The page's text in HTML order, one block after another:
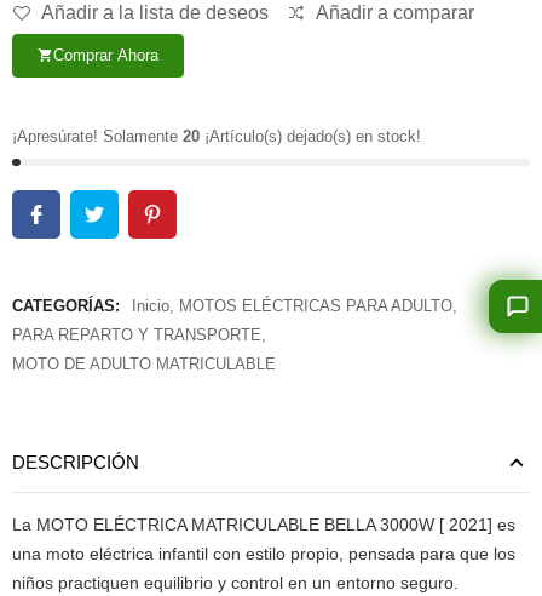
Añadir a la lista de deseos Añadir a comparar
shopping_cartComprar Ahora
¡Apresúrate! Solamente 20 ¡Artículo(s) dejado(s) en stock!
CATEGORÍAS: Inicio MOTOS ELÉCTRICAS PARA ADULTO
PARA REPARTO Y TRANSPORTE
MOTO DE ADULTO MATRICULABLE
DESCRIPCIÓN
La MOTO ELÉCTRICA MATRICULABLE BELLA 3000W [ 2021] es
una moto eléctrica infantil con estilo propio, pensada para que los
niños practiquen equilibrio y control en un entorno seguro.